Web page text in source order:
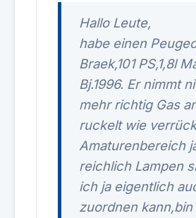
Hallo Leute,
habe einen
Braek,101 PS,1,8l
Bj.1996. Er nimmt
mehr richtig Gas
ruckelt wie
Amaturenbereich
reichlich Lampen
ich ja eigentlich
zuordnen